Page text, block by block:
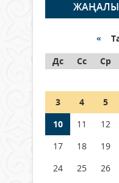
граждане
05 тамыз 2026 ж.
Шетелде
азаматтары
05 тамыз 2026 ж.
«
Дс
Сс Ср
3
4 5
10
11 12
17
18 19
24
25 26